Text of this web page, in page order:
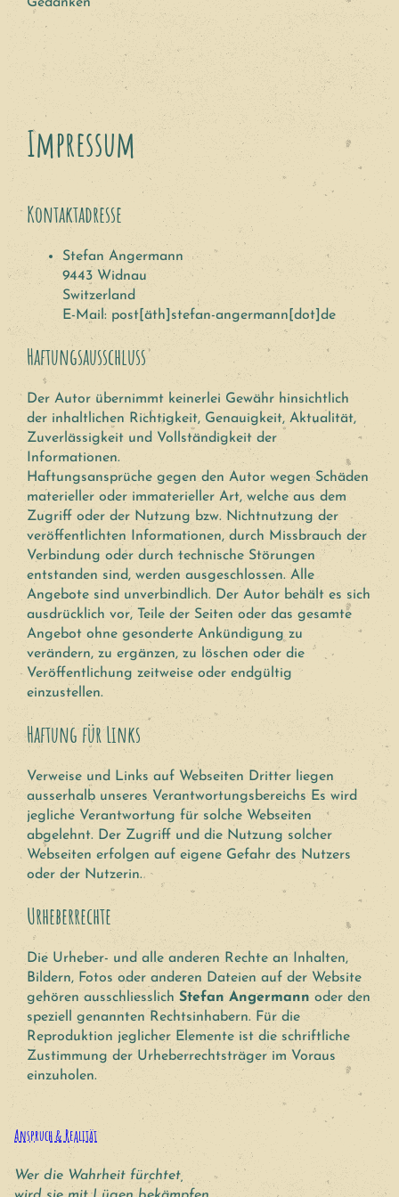
Impressum
Kontaktadresse
Stefan Angermann
9443 Widnau
Switzerland
E-Mail: post[äth]stefan-angermann[dot]de
Haftungsausschluss
Der Autor übernimmt keinerlei Gewähr hinsichtlich
der inhaltlichen Richtigkeit, Genauigkeit, Aktualität,
Zuverlässigkeit und Vollständigkeit der
Informationen.
Haftungsansprüche gegen den Autor wegen Schäden
materieller oder immaterieller Art, welche aus dem
Zugriff oder der Nutzung bzw. Nichtnutzung der
veröffentlichten Informationen, durch Missbrauch der
Verbindung oder durch technische Störungen
entstanden sind, werden ausgeschlossen. Alle
Angebote sind unverbindlich. Der Autor behält es sich
ausdrücklich vor, Teile der Seiten oder das gesamte
Angebot ohne gesonderte Ankündigung zu
verändern, zu ergänzen, zu löschen oder die
Veröffentlichung zeitweise oder endgültig
einzustellen.
Haftung für Links
Verweise und Links auf Webseiten Dritter liegen
ausserhalb unseres Verantwortungsbereichs Es wird
jegliche Verantwortung für solche Webseiten
abgelehnt. Der Zugriff und die Nutzung solcher
Webseiten erfolgen auf eigene Gefahr des Nutzers
oder der Nutzerin.
Urheberrechte
Die Urheber- und alle anderen Rechte an Inhalten,
Bildern, Fotos oder anderen Dateien auf der Website
gehören ausschliesslich Stefan Angermann oder den
speziell genannten Rechtsinhabern. Für die
Reproduktion jeglicher Elemente ist die schriftliche
Zustimmung der Urheberrechtsträger im Voraus
einzuholen.
Anspruch & Realität
Wer die Wahrheit fürchtet,